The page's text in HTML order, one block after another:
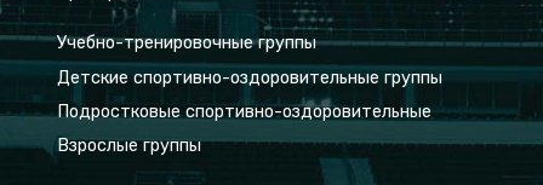
Учебно-тренировочные группы
Детские спортивно-оздоровительные группы
Подростковые спортивно-оздоровительные
Взрослые группы